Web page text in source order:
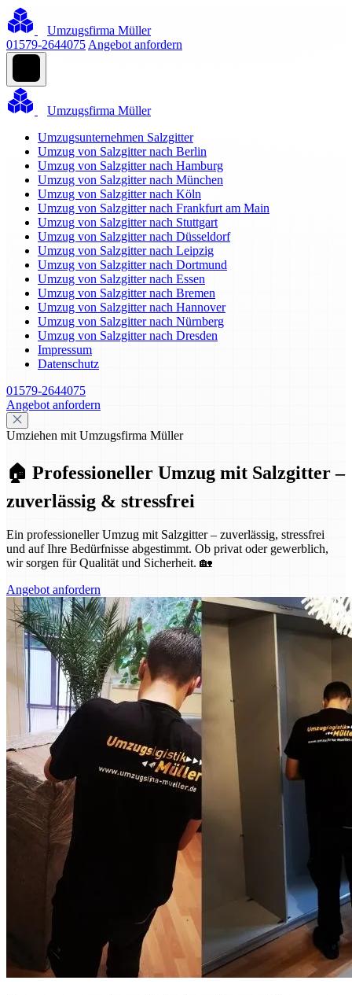
Umzugsfirma Müller
01579-2644075 Angebot anfordern
Umzugsfirma Müller
Umzugsunternehmen Salzgitter
Umzug von Salzgitter nach Berlin
Umzug von Salzgitter nach Hamburg
Umzug von Salzgitter nach München
Umzug von Salzgitter nach Köln
Umzug von Salzgitter nach Frankfurt am Main
Umzug von Salzgitter nach Stuttgart
Umzug von Salzgitter nach Düsseldorf
Umzug von Salzgitter nach Leipzig
Umzug von Salzgitter nach Dortmund
Umzug von Salzgitter nach Essen
Umzug von Salzgitter nach Bremen
Umzug von Salzgitter nach Hannover
Umzug von Salzgitter nach Nürnberg
Umzug von Salzgitter nach Dresden
Impressum
Datenschutz
01579-2644075
Angebot anfordern
Umziehen mit Umzugsfirma Müller
🏠 Professioneller Umzug mit Salzgitter –
zuverlässig & stressfrei
Ein professioneller Umzug mit Salzgitter – zuverlässig, stressfrei
und auf Ihre Bedürfnisse abgestimmt. Ob privat oder gewerblich,
wir sorgen für Qualität und Sicherheit. 🏡
Angebot anfordern